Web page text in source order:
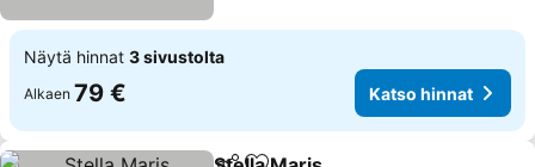
Näytä hinnat 3 sivustolta
Alkaen 79 € Katso hinnat